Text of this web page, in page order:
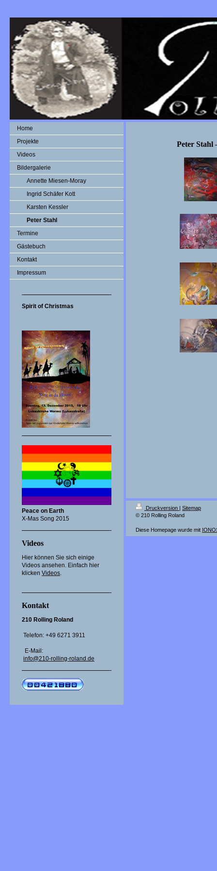
Home
Projekte
Videos
Bildergalerie
Annette Miesen-Moray
Ingrid Schäfer Kott
Karsten Kessler
Peter Stahl
Termine
Gästebuch
Kontakt
Impressum
Spirit of Christmas
Peace on Earth
X-Mas Song 2015
Videos
Hier können Sie sich einige
Videos ansehen. Einfach hier
klicken Videos.
Kontakt
210 Rolling Roland
Telefon: +49 6271 3911
E-Mail:
info@210-rolling-roland.de
Peter Stahl
Druckversion | Sitemap
© 210 Rolling Roland
Diese Homepage wurde mit